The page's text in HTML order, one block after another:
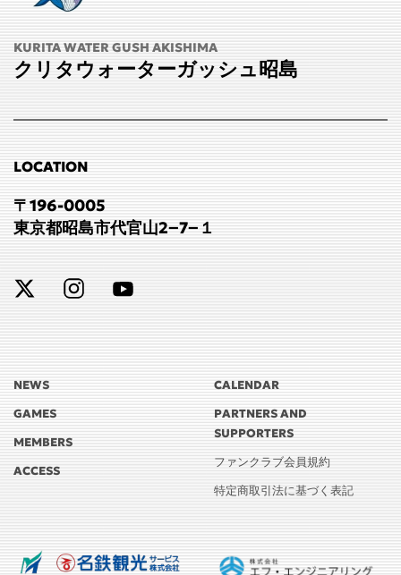
KURITA WATER GUSH AKISHIMA
クリタウォーターガッシュ昭島
LOCATION
〒196-0005
東京都昭島市代官山2−7−１
NEWS
GAMES
MEMBERS
ACCESS
CALENDAR
PARTNERS AND
SUPPORTERS
ファンクラブ会員規約
特定商取引法に基づく表記